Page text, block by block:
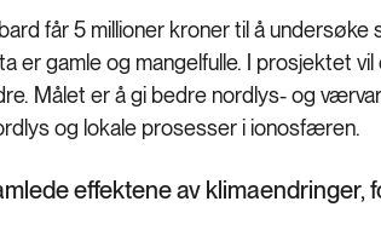
får 5 millioner kroner til å undersøke
er gamle og mangelfulle. I prosjektet
Målet er å gi bedre nordlys- og
og lokale prosesser i ionosfæren.
effektene av klimaendringer,